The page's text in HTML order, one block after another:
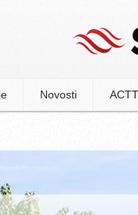
Novosti